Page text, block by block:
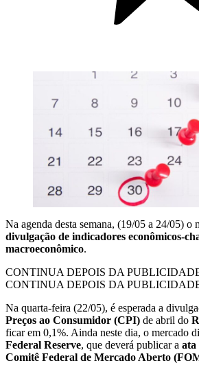
Na agenda desta semana, (19/05 a 24/05) o
divulgação de indicadores econômicos-
macroeconômico.
CONTINUA DEPOIS DA
CONTINUA DEPOIS DA
Na quarta-feira (22/05), é esperada a
Preços ao Consumidor (CPI) de abril do
ficar em 0,1%. Ainda neste dia, o mercado
Federal Reserve, que deverá publicar a ata
Comitê Federal de Mercado Aberto